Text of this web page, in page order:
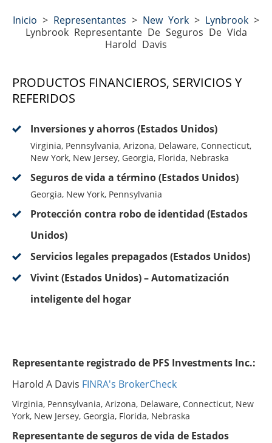
Inicio > Representantes > New York > Lynbrook >
Lynbrook Representante De Seguros De Vida
Harold Davis
PRODUCTOS FINANCIEROS, SERVICIOS Y
REFERIDOS
Inversiones y ahorros (Estados Unidos)
Virginia, Pennsylvania, Arizona, Delaware, Connecticut,
New York, New Jersey, Georgia, Florida, Nebraska
Seguros de vida a término (Estados Unidos)
Georgia, New York, Pennsylvania
Protección contra robo de identidad (Estados
Unidos)
Servicios legales prepagados (Estados Unidos)
Vivint (Estados Unidos) – Automatización
inteligente del hogar
Representante registrado de PFS Investments Inc.:
Harold A Davis FINRA's BrokerCheck
Virginia, Pennsylvania, Arizona, Delaware, Connecticut, New
York, New Jersey, Georgia, Florida, Nebraska
Representante de seguros de vida de Estados